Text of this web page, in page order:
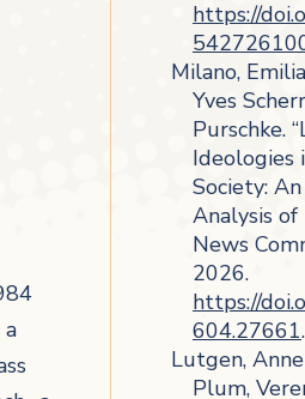
https://
Milano,
Yves
Purschke.
Society:
Analysis
News
2026.
https://
604.27661.
Lutgen,
Plum,